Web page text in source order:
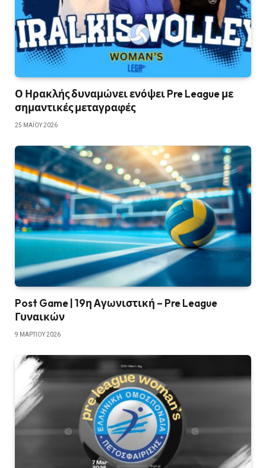
Ο Ηρακλής δυναμώνει ενόψει Pre League με
σημαντικές μεταγραφές
25 ΜΑΪ́ΟΥ 2026
Post Game | 19η Αγωνιστική – Pre League
Γυναικών
9 ΜΑΡΤΊΟΥ 2026